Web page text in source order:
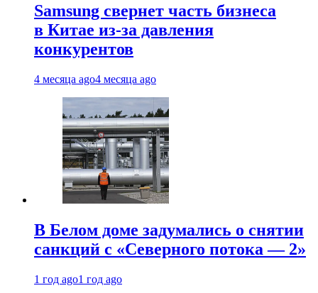
Samsung свернет часть бизнеса
в Китае из-за давления
конкурентов
4 месяца ago4 месяца ago
В Белом доме задумались о снятии
санкций с «Северного потока — 2»
1 год ago1 год ago